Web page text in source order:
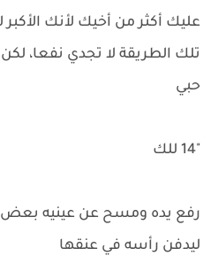
عليك أكثر من أخيك لأنك
تلك الطريقة لا تجدي نفعا،
حبي
"14 للك
رفع يده ومسح عن عينيه بعض
ليدفن رأسه في عنقها